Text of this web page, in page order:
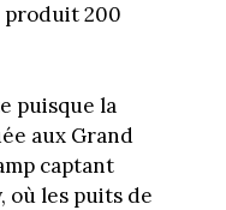
produit 200
puisque la
aux Grand
captant
où les puits de